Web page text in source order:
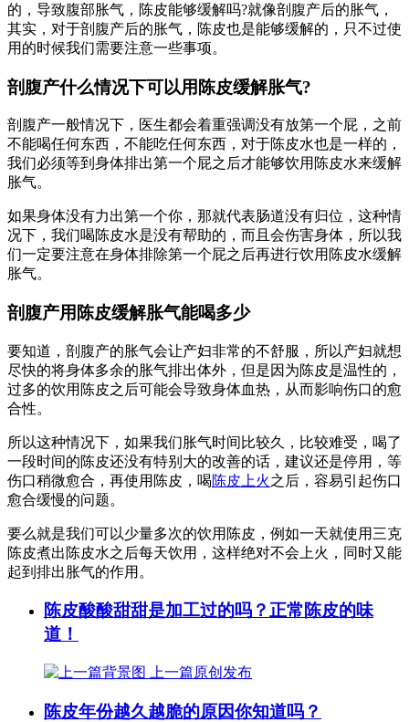
的，导致腹部胀气，陈皮能够缓解吗?就像剖腹产后的胀气，
其实，对于剖腹产后的胀气，陈皮也是能够缓解的，只不过使
用的时候我们需要注意一些事项。
剖腹产什么情况下可以用陈皮缓解胀气?
剖腹产一般情况下，医生都会着重强调没有放第一个屁，之前
不能喝任何东西，不能吃任何东西，对于陈皮水也是一样的，
我们必须等到身体排出第一个屁之后才能够饮用陈皮水来缓解
胀气。
如果身体没有力出第一个你，那就代表肠道没有归位，这种情
况下，我们喝陈皮水是没有帮助的，而且会伤害身体，所以我
们一定要注意在身体排除第一个屁之后再进行饮用陈皮水缓解
胀气。
剖腹产用陈皮缓解胀气能喝多少
要知道，剖腹产的胀气会让产妇非常的不舒服，所以产妇就想
尽快的将身体多余的胀气排出体外，但是因为陈皮是温性的，
过多的饮用陈皮之后可能会导致身体血热，从而影响伤口的愈
合性。
所以这种情况下，如果我们胀气时间比较久，比较难受，喝了
一段时间的陈皮还没有特别大的改善的话，建议还是停用，等
伤口稍微愈合，再使用陈皮，喝陈皮上火之后，容易引起伤口
愈合缓慢的问题。
要么就是我们可以少量多次的饮用陈皮，例如一天就使用三克
陈皮煮出陈皮水之后每天饮用，这样绝对不会上火，同时又能
起到排出胀气的作用。
陈皮酸酸甜甜是加工过的吗？正常陈皮的味
道！
上一篇原创发布
陈皮年份越久越脆的原因你知道吗？